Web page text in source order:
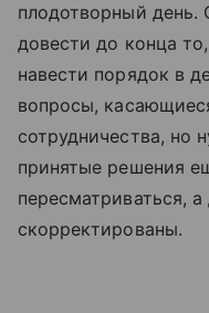
плодотворный день.
довести до конца
навести порядок в
вопросы,
сотрудничества, но
принятые решения
пересматриваться,
скорректированы.